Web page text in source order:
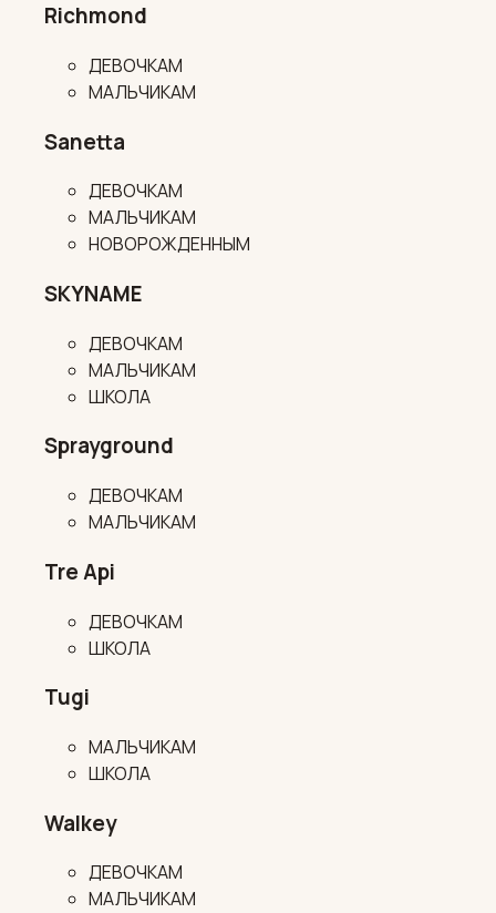
Richmond
ДЕВОЧКАМ
МАЛЬЧИКАМ
Sanetta
ДЕВОЧКАМ
МАЛЬЧИКАМ
НОВОРОЖДЕННЫМ
SKYNAME
ДЕВОЧКАМ
МАЛЬЧИКАМ
ШКОЛА
Sprayground
ДЕВОЧКАМ
МАЛЬЧИКАМ
Tre Api
ДЕВОЧКАМ
ШКОЛА
Tugi
МАЛЬЧИКАМ
ШКОЛА
Walkey
ДЕВОЧКАМ
МАЛЬЧИКАМ